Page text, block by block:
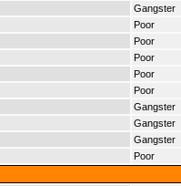
Gangster
Poor
Poor
Poor
Poor
Poor
Gangster
Gangster
Gangster
Poor